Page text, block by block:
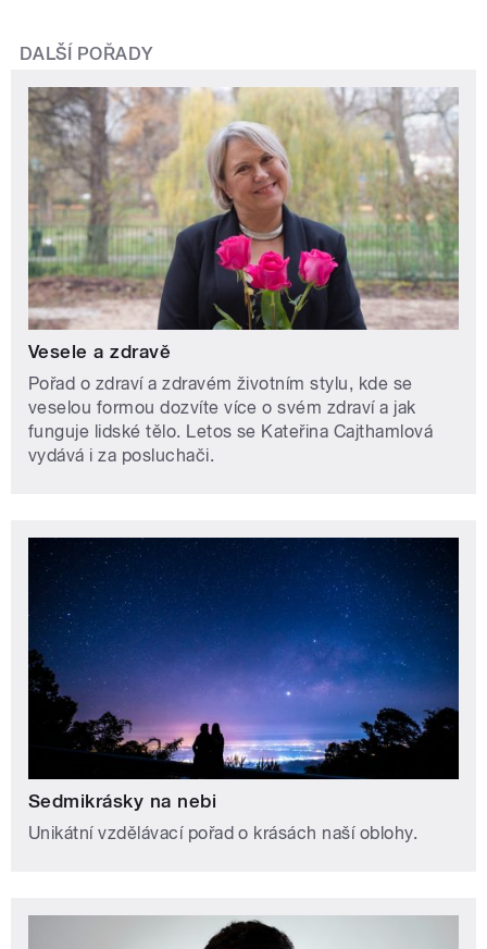
DALŠÍ POŘADY
Vesele a zdravě
Pořad o zdraví a zdravém životním stylu, kde se
veselou formou dozvíte více o svém zdraví a jak
funguje lidské tělo. Letos se Kateřina Cajthamlová
vydává i za posluchači.
Sedmikrásky na nebi
Unikátní vzdělávací pořad o krásách naší oblohy.